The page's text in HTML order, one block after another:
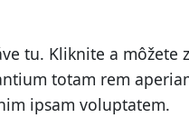
tu. Kliknite a
totam rem
ipsam voluptatem.